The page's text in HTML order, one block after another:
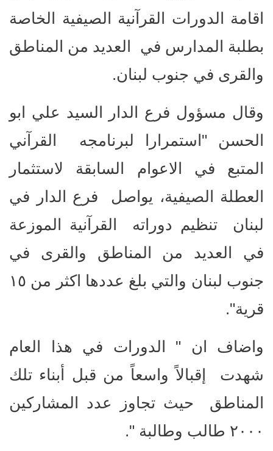
اقامة الدورات القرآنية الصيفية الخاصة
بطلبة المدارس في العديد من المناطق
والقرى في جنوب لبنان.
وقال مسؤول فرع الدار السيد علي ابو
الحسن "استمرارا لبرنامجه القرآني
المتبع في الاعوام السابقة لاستثمار
العطلة الصيفية، يواصل فرع الدار في
لبنان تنظيم دوراته القرآنية الموزعة
في العديد من المناطق والقرى في
جنوب لبنان والتي بلغ عددها اكثر من ١٥
قرية".
واضاف ان " الدورات في هذا العام
شهدت إقبالاً واسعاً من قبل أبناء تلك
المناطق حيث تجاوز عدد المشاركين
٢٠٠٠ طالب وطالبة ".